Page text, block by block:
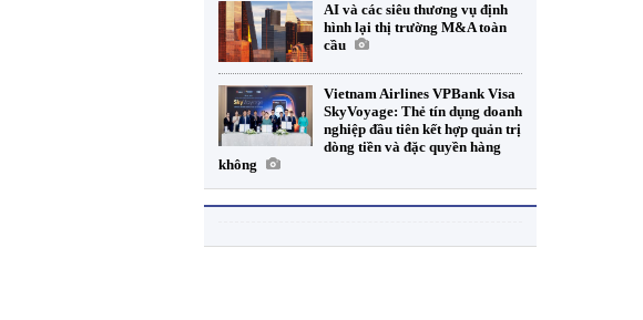
AI và các siêu thương vụ định
hình lại thị trường M&A toàn
cầu
Vietnam Airlines VPBank Visa
SkyVoyage: Thẻ tín dụng doanh
nghiệp đầu tiên kết hợp quản trị
dòng tiền và đặc quyền hàng
không